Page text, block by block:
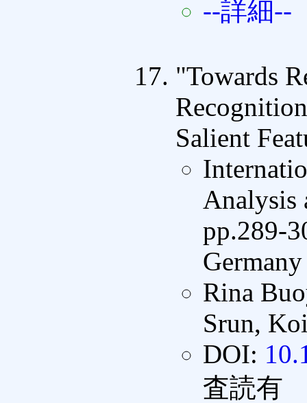
--詳細--
"Towards
Salient
pp.289-
Rina
Srun,
DOI:
査読有